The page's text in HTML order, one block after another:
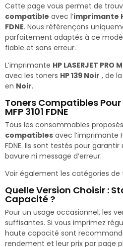
Cette page vous permet de
compatible avec l’imprimante
FDNE. Nous référençons
parfaitement adaptés à ce
fiable et sans erreur.
L’imprimante HP LASERJET PRO
avec les toners HP 139 Noir , de
en Noir.
Toners Compatibles Pour
MFP 3101 FDNE
Tous les consommables
compatibles avec l’imprimante
FDNE. Ils sont testés pour
bavure ni message d’erreur.
Voir également les catégories
Quelle Version Choisir :
Capacité ?
Pour un usage occasionnel, les
suffisantes. Si vous imprimez
haute capacité sont
rendement et leur prix par page